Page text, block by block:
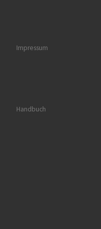
Impressum
Handbuch